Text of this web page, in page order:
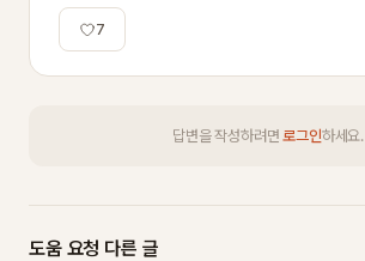
7
답변을 작성하려면로그인하세요.
도움 요청 다른 글